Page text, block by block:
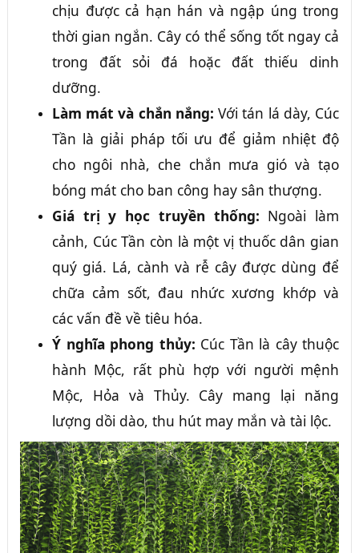
chịu được cả hạn hán và ngập úng trong
thời gian ngắn. Cây có thể sống tốt ngay cả
trong đất sỏi đá hoặc đất thiếu dinh
dưỡng.
Làm mát và chắn nắng: Với tán lá dày, Cúc
Tần là giải pháp tối ưu để giảm nhiệt độ
cho ngôi nhà, che chắn mưa gió và tạo
bóng mát cho ban công hay sân thượng.
Giá trị y học truyền thống: Ngoài làm
cảnh, Cúc Tần còn là một vị thuốc dân gian
quý giá. Lá, cành và rễ cây được dùng để
chữa cảm sốt, đau nhức xương khớp và
các vấn đề về tiêu hóa.
Ý nghĩa phong thủy: Cúc Tần là cây thuộc
hành Mộc, rất phù hợp với người mệnh
Mộc, Hỏa và Thủy. Cây mang lại năng
lượng dồi dào, thu hút may mắn và tài lộc.